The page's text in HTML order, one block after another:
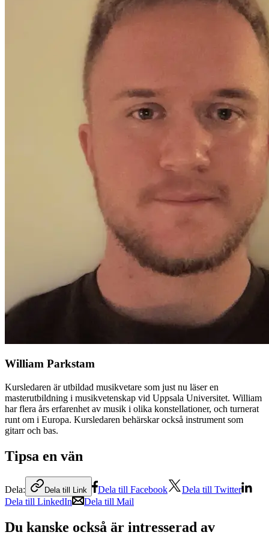
William Parkstam
Kursledaren är utbildad musikvetare som just nu läser en
masterutbildning i musikvetenskap vid Uppsala Universitet. William
har flera års erfarenhet av musik i olika konstellationer, och turnerat
runt om i Europa. Kursledaren behärskar också instrument som
gitarr och bas.
Tipsa en vän
Dela: Dela till Link Dela till Facebook
Dela till Twitter
Dela till LinkedIn
Dela till Mail
Du kanske också är intresserad av